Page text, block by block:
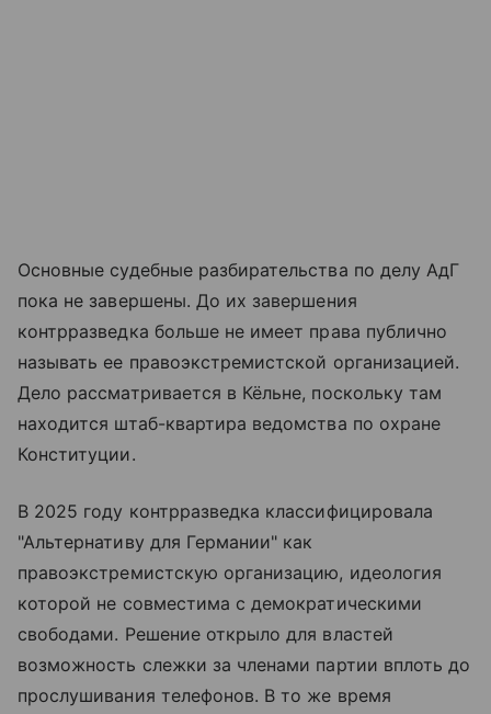
Основные судебные разбирательства по делу АдГ
пока не завершены. До их завершения
контрразведка больше не имеет права публично
называть ее правоэкстремистской организацией.
Дело рассматривается в Кёльне, поскольку там
находится штаб-квартира ведомства по охране
Конституции.
В 2025 году контрразведка классифицировала
"Альтернативу для Германии" как
правоэкстремистскую организацию, идеология
которой не совместима с демократическими
свободами. Решение открыло для властей
возможность слежки за членами партии вплоть до
прослушивания телефонов. В то же время